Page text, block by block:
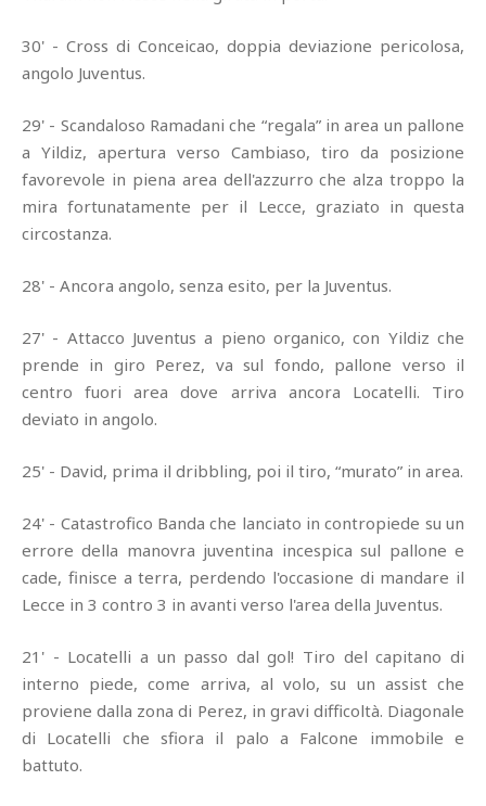
30' - Cross di Conceicao, doppia deviazione pericolosa,
angolo Juventus.
29' - Scandaloso Ramadani che “regala” in area un pallone
a Yildiz, apertura verso Cambiaso, tiro da posizione
favorevole in piena area dell'azzurro che alza troppo la
mira fortunatamente per il Lecce, graziato in questa
circostanza.
28' - Ancora angolo, senza esito, per la Juventus.
27' - Attacco Juventus a pieno organico, con Yildiz che
prende in giro Perez, va sul fondo, pallone verso il
centro fuori area dove arriva ancora Locatelli. Tiro
deviato in angolo.
25' - David, prima il dribbling, poi il tiro, “murato” in area.
24' - Catastrofico Banda che lanciato in contropiede su un
errore della manovra juventina incespica sul pallone e
cade, finisce a terra, perdendo l'occasione di mandare il
Lecce in 3 contro 3 in avanti verso l'area della Juventus.
21' - Locatelli a un passo dal gol! Tiro del capitano di
interno piede, come arriva, al volo, su un assist che
proviene dalla zona di Perez, in gravi difficoltà. Diagonale
di Locatelli che sfiora il palo a Falcone immobile e
battuto.